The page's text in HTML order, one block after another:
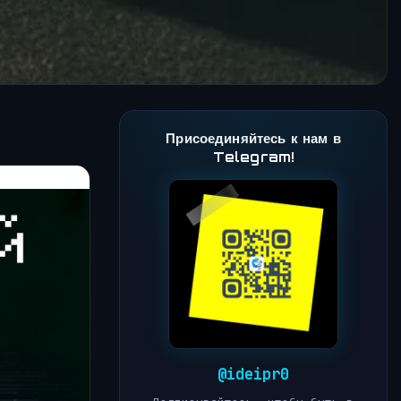
Присоединяйтесь к нам в
Telegram!
@ideipr0